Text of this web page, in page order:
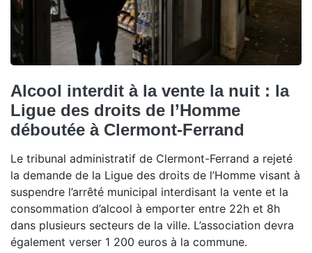
Alcool interdit à la vente la nuit : la
Ligue des droits de l’Homme
déboutée à Clermont-Ferrand
Le tribunal administratif de Clermont-Ferrand a rejeté
la demande de la Ligue des droits de l’Homme visant à
suspendre l’arrêté municipal interdisant la vente et la
consommation d’alcool à emporter entre 22h et 8h
dans plusieurs secteurs de la ville. L’association devra
également verser 1 200 euros à la commune.